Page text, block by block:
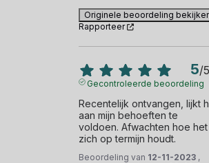
Originele beoordeling
Rapporteer
5/5
Gecontroleerde beoordeling
Recentelijk ontvangen, lijkt
aan mijn behoeften te
voldoen. Afwachten hoe het
zich op termijn houdt.
Beoordeling van 12-11-2023 ,